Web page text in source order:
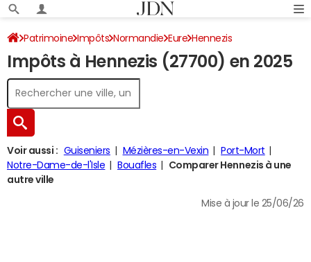
Patrimoine Impôts Normandie Eure Hennezis
Impôt sur le revenu
Impôts à Hennezis (27700) en 2025
Voir aussi : Guiseniers Mézières-en-Vexin
Port-Mort
Notre-Dame-de-l'Isle
Bouafles
Comparer Hennezis à une
autre ville
Mise à jour le 25/06/26